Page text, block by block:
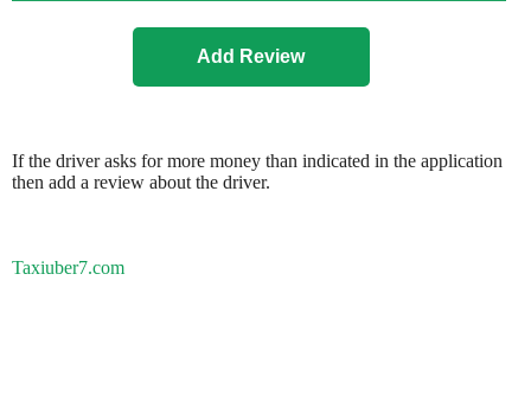
If the driver asks for more money than indicated in the application
then add a review about the driver.
Taxiuber7.com